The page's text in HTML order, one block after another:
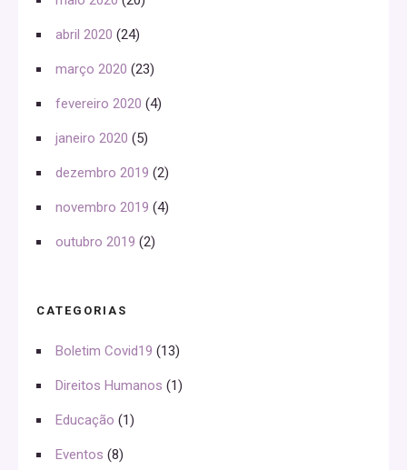
abril 2020 (24)
março 2020 (23)
fevereiro 2020 (4)
janeiro 2020 (5)
dezembro 2019 (2)
novembro 2019 (4)
outubro 2019 (2)
CATEGORIAS
Boletim Covid19 (13)
Direitos Humanos (1)
Educação (1)
Eventos (8)